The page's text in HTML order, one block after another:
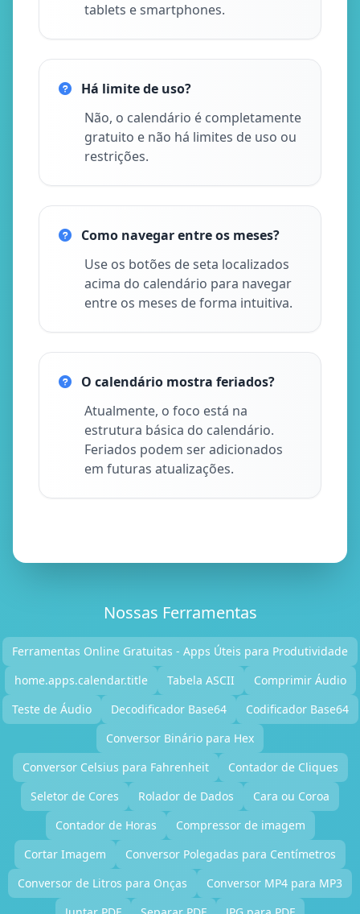
tablets e smartphones.
Há limite de uso?
Não, o calendário é completamente
gratuito e não há limites de uso ou
restrições.
Como navegar entre os meses?
Use os botões de seta localizados
acima do calendário para navegar
entre os meses de forma intuitiva.
O calendário mostra feriados?
Atualmente, o foco está na
estrutura básica do calendário.
Feriados podem ser adicionados
em futuras atualizações.
Nossas Ferramentas
Ferramentas Online Gratuitas - Apps Úteis para Produtividade
home.apps.calendar.title
Tabela ASCII
Comprimir Áudio
Teste de Áudio
Decodificador Base64
Codificador Base64
Conversor Binário para Hex
Conversor Celsius para Fahrenheit
Contador de Cliques
Seletor de Cores
Rolador de Dados
Cara ou Coroa
Contador de Horas
Compressor de imagem
Cortar Imagem
Conversor Polegadas para Centímetros
Conversor de Litros para Onças
Conversor MP4 para MP3